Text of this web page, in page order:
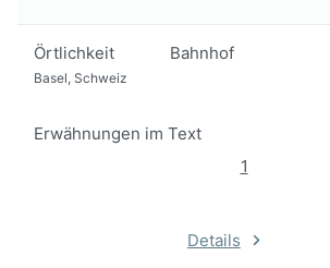
Örtlichkeit Bahnhof
Basel, Schweiz
Erwähnungen im Text
1
Details